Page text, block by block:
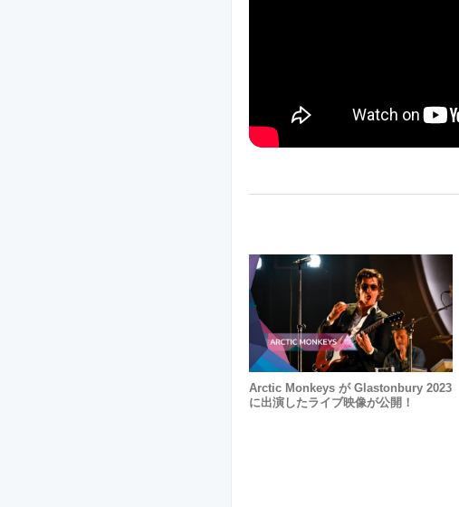
Arctic Monkeys が Glastonbury 2023
に出演したライブ映像が公開！